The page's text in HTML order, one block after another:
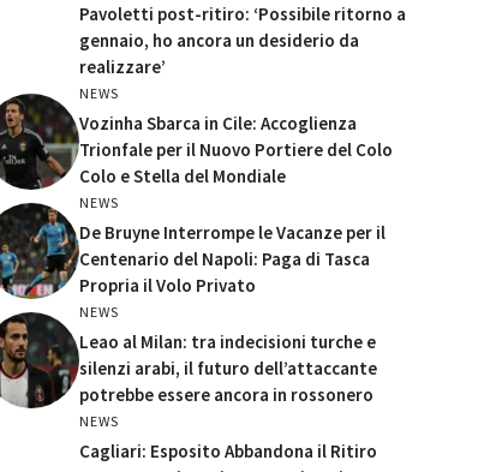
Pavoletti post-ritiro: ‘Possibile ritorno a
gennaio, ho ancora un desiderio da
realizzare’
NEWS
Vozinha Sbarca in Cile: Accoglienza
Trionfale per il Nuovo Portiere del Colo
Colo e Stella del Mondiale
NEWS
De Bruyne Interrompe le Vacanze per il
Centenario del Napoli: Paga di Tasca
Propria il Volo Privato
NEWS
Leao al Milan: tra indecisioni turche e
silenzi arabi, il futuro dell’attaccante
potrebbe essere ancora in rossonero
NEWS
Cagliari: Esposito Abbandona il Ritiro